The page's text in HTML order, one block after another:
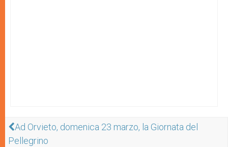
Ad Orvieto, domenica 23 marzo, la Giornata del
Pellegrino